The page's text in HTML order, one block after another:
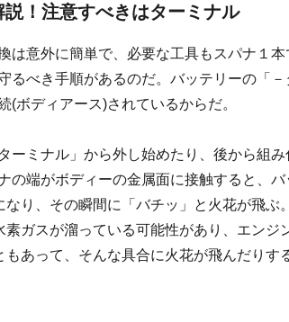
！注意すべきはターミナル
は意外に簡単で、必要な工具もスパナ１本
るべき手順があるのだ。バッテリーの「
(ボディアース)されているからだ。
ーミナル」から外し始めたり、後から組み
の端がボディーの金属面に接触すると、
り、その瞬間に「バチッ」と火花が飛ぶ
ガスが溜っている可能性があり、エンジ
あって、そんな具合に火花が飛んだりす